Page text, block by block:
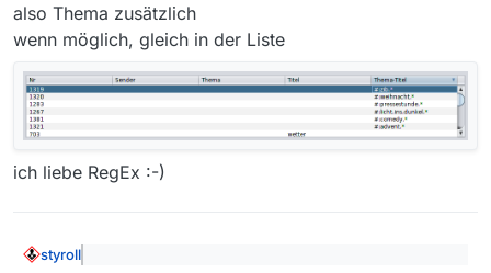
also Thema zusätzlich
wenn möglich, gleich in der Liste
ich liebe RegEx :-)
styroll